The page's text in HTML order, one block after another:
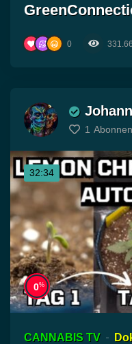
0
1
32:34
0%
CANNABIS TV